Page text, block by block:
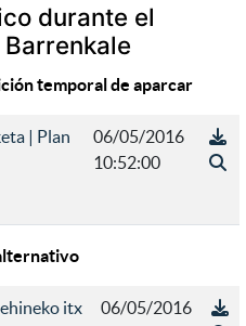
durante el
temporal de aparcar
| Plan
06/05/2016
10:52:00
itx
06/05/2016